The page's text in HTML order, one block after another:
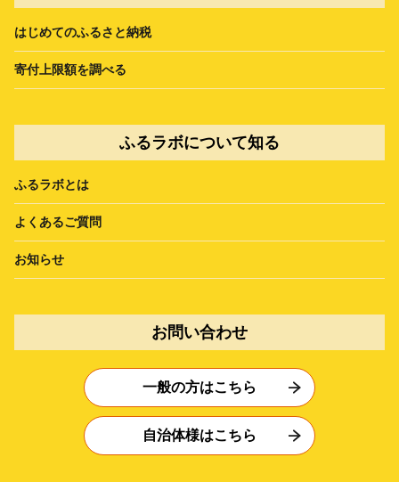
はじめてのふるさと納税
寄付上限額を調べる
ふるラボについて知る
ふるラボとは
よくあるご質問
お知らせ
お問い合わせ
一般の方はこちら
自治体様はこちら